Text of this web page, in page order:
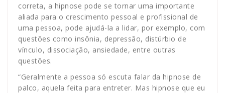
correta, a hipnose pode se tornar uma importante
aliada para o crescimento pessoal e profissional de
uma pessoa, pode ajudá-la a lidar, por exemplo, com
questões como insônia, depressão, distúrbio de
vínculo, dissociação, ansiedade, entre outras
questões.
“Geralmente a pessoa só escuta falar da hipnose de
palco, aquela feita para entreter. Mas hipnose que eu